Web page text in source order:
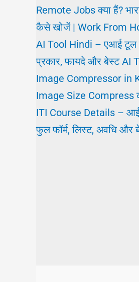
Remote Jobs क्या हैं?
कैसे खोजें | Work From
AI Tool Hindi – एआई टूल
प्रकार, फायदे और बेस्ट AI
Image Compressor in
Image Size Compress
ITI Course Details –
फुल फॉर्म, लिस्ट, अवधि और